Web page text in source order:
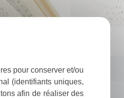
pour conserver et/ou
(identifiants uniques,
afin de réaliser des